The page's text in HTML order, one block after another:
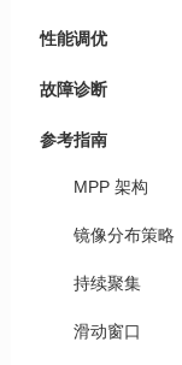
性能调优
故障诊断
参考指南
MPP 架构
镜像分布策略
持续聚集
滑动窗口